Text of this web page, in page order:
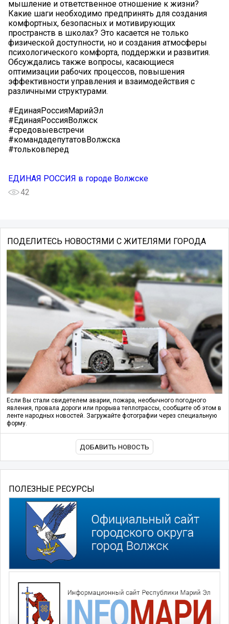
мышление и ответственное отношение к жизни?
Какие шаги необходимо предпринять для создания
комфортных, безопасных и мотивирующих
пространств в школах? Это касается не только
физической доступности, но и создания атмосферы
психологического комфорта, поддержки и развития.
Обсуждались также вопросы, касающиеся
оптимизации рабочих процессов, повышения
эффективности управления и взаимодействия с
различными структурами.
#ЕдинаяРоссияМарийЭл
#ЕдинаяРоссияВолжск
#средовыевстречи
#командадепутатовВолжска
#тольковперед
ЕДИНАЯ РОССИЯ в городе Волжске
42
ПОДЕЛИТЕСЬ НОВОСТЯМИ С ЖИТЕЛЯМИ ГОРОДА
Если Вы стали свидетелем аварии, пожара, необычного погодного
явления, провала дороги или прорыва теплотрассы, сообщите об этом в
ленте народных новостей. Загружайте фотографии через специальную
форму.
ДОБАВИТЬ НОВОСТЬ
ПОЛЕЗНЫЕ РЕСУРСЫ